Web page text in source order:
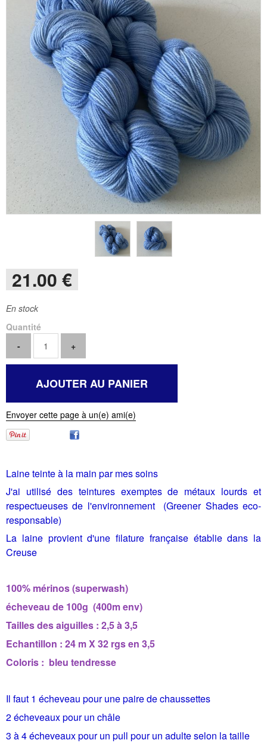
21.00 €
En stock
Quantité
Envoyer cette page à un(e) ami(e)
Laine teinte à la main par mes soins
J'ai utilisé des teintures exemptes de métaux lourds et
respectueuses de l'environnement (Greener Shades eco-
responsable)
La laine provient d'une filature française établie dans la
Creuse
100% mérinos (superwash)
écheveau de 100g (400m env)
Tailles des aiguilles : 2,5 à 3,5
Echantillon : 24 m X 32 rgs en 3,5
Coloris : bleu tendresse
Il faut 1 écheveau pour une paire de chaussettes
2 écheveaux pour un châle
3 à 4 écheveaux pour un pull pour un adulte selon la taille